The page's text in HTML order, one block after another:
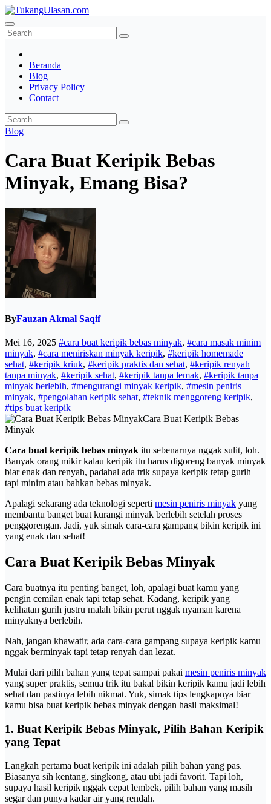
Skip
to
content
TukangUlasan.com
Baca Aja Dulu!
Beranda
Blog
Privacy Policy
Contact
Blog
Cara Buat Keripik Bebas
Minyak, Emang Bisa?
ByFauzan Akmal Saqif
Mei 16, 2025 #cara buat keripik bebas minyak, #cara masak minim
minyak, #cara meniriskan minyak keripik, #keripik homemade
sehat, #keripik kriuk, #keripik praktis dan sehat, #keripik renyah
tanpa minyak, #keripik sehat, #keripik tanpa lemak, #keripik tanpa
minyak berlebih, #mengurangi minyak keripik, #mesin peniris
minyak, #pengolahan keripik sehat, #teknik menggoreng keripik,
#tips buat keripik
Cara Buat Keripik Bebas
Minyak
Cara buat keripik bebas minyak itu sebenarnya nggak sulit, loh.
Banyak orang mikir kalau keripik itu harus digoreng banyak minyak
biar enak dan renyah, padahal ada trik supaya keripik tetap gurih
tapi minim atau bahkan bebas minyak.
Apalagi sekarang ada teknologi seperti mesin peniris minyak yang
membantu banget buat kurangi minyak berlebih setelah proses
penggorengan. Jadi, yuk simak cara-cara gampang bikin keripik ini
yang enak dan sehat!
Cara Buat Keripik Bebas Minyak
Cara buatnya itu penting banget, loh, apalagi buat kamu yang
pengin cemilan enak tapi tetap sehat. Kadang, keripik yang
kelihatan gurih justru malah bikin perut nggak nyaman karena
minyaknya berlebih.
Nah, jangan khawatir, ada cara-cara gampang supaya keripik kamu
nggak berminyak tapi tetap renyah dan lezat.
Mulai dari pilih bahan yang tepat sampai pakai mesin peniris minyak
yang super praktis, semua trik itu bakal bikin keripik kamu jadi lebih
sehat dan pastinya lebih nikmat. Yuk, simak tips lengkapnya biar
kamu bisa buat keripik bebas minyak dengan hasil maksimal!
1. Buat Keripik Bebas Minyak, Pilih Bahan Keripik
yang Tepat
Langkah pertama buat keripik ini adalah pilih bahan yang pas.
Biasanya sih kentang, singkong, atau ubi jadi favorit. Tapi loh,
supaya hasil keripik nggak cepat lembek, pilih bahan yang masih
segar dan punya kadar air yang rendah.